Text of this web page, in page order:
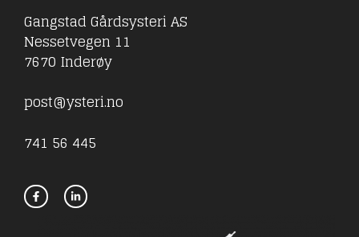
Gangstad Gårdsysteri AS
Nessetvegen 11
7670 Inderøy
post@ysteri.no
741 56 445